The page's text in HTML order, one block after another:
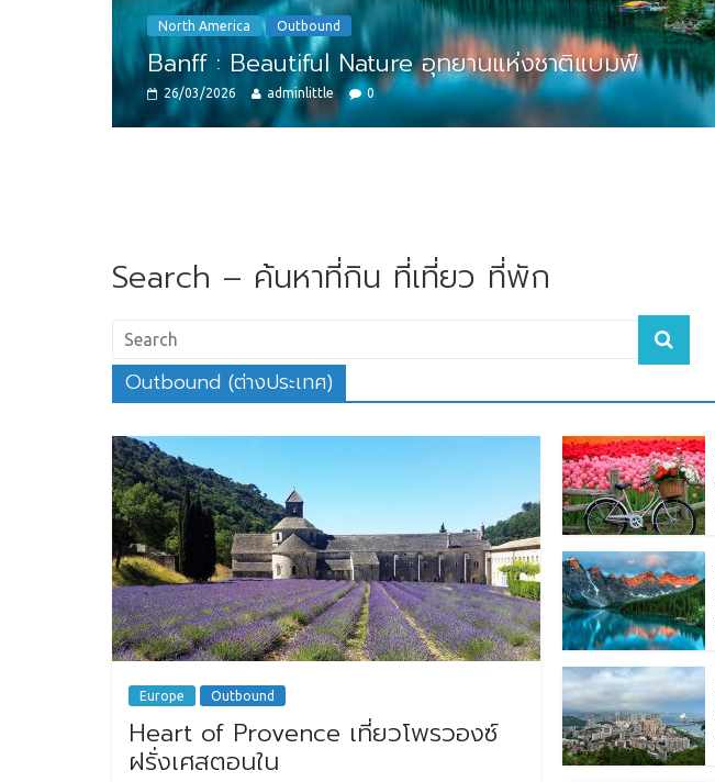
North America Outbound
Banff : Beautiful Nature อุทยานแห่งชาติแบมฟ์
26/03/2026 adminlittle 0
Search – ค้นหาที่กิน ที่เที่ยว ที่พัก
Outbound (ต่างประเทศ)
Europe Outbound
Heart of Provence เที่ยวโพรวองซ์
ฝรั่งเศสตอนใน